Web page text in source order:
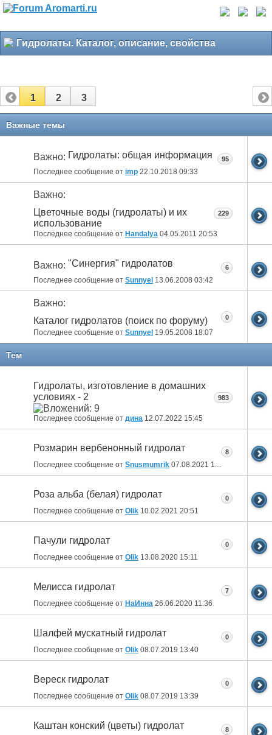
Гидролаты. Каталог, описание, свойства
1 2 3
Важные темы
Важно: Гидролаты: общая информация
Последнее сообщение от imp 22.10.2018 09:33
95
Важно:
Цветочные воды (гидролаты) и их
использование
Последнее сообщение от Handalya 04.05.2011 20:53
229
Важно: "Синергия" гидролатов
Последнее сообщение от Sunnyel 13.06.2008 03:42
6
Важно:
Каталог гидролатов (поиск по форуму)
Последнее сообщение от Sunnyel 19.05.2008 18:07
0
Тем
Гидролаты, изготовление в домашних
условиях - 2
Последнее сообщение от дина 12.07.2022 15:45
983
Розмарин вербенонный гидролат
Последнее сообщение от Snusmumrik 07.08.2021 11:47
8
Роза альба (белая) гидролат
Последнее сообщение от Olik 10.02.2021 20:51
0
Пачули гидролат
Последнее сообщение от Olik 13.08.2020 15:11
0
Мелисса гидролат
Последнее сообщение от НаИнна 26.06.2020 11:36
7
Шалфей мускатный гидролат
Последнее сообщение от Olik 08.07.2019 13:40
0
Вереск гидролат
Последнее сообщение от Olik 08.07.2019 13:39
0
Каштан конский (цветы) гидролат 8